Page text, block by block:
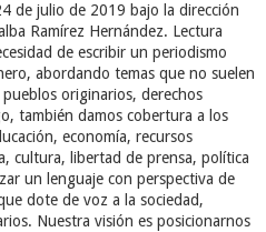
de julio de 2019 bajo la dirección
Ramírez Hernández. Lectura
de escribir un periodismo
abordando temas que no suelen
originarios, derechos
también damos cobertura a los
economía, recursos
cultura, libertad de prensa, política
un lenguaje con perspectiva de
dote de voz a la sociedad,
Nuestra visión es posicionarnos